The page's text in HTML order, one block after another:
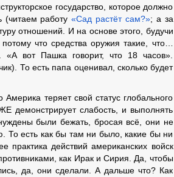
государство, которое должно
(читаем работу«Сад растёт сам?»; а за
отношений. И на основе этого, будучи
что средства оружия такие, что…
«А вот Пашка говорит, что 18 часов».
То есть папа оценивал, сколько будет
теряет свой статус глобального
демонстрирует слабость, и выполнять
были бежать, бросая всё, они не
То есть как бы там ни было, какие бы ни
действий американских войск
как Ирак и Сирия. Да, чтобы
да, они сделали. А дальше что? Как